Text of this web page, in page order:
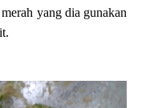
yang dia gunakan